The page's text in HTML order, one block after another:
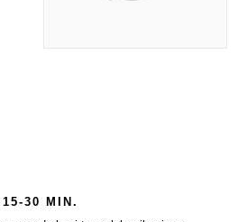
15-30 MIN.